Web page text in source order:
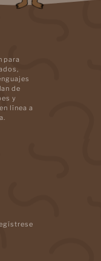
para
de
y
línea a